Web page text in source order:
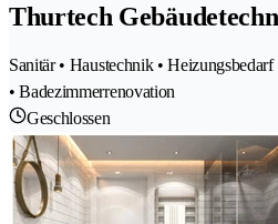
Thurtech
Sanitär • Haustechnik •
• Badezimmerrenovation
Geschlossen